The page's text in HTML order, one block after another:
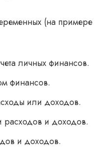
(на примере
личных финансов.
финансов.
или доходов.
расходов и доходов.
и доходов.